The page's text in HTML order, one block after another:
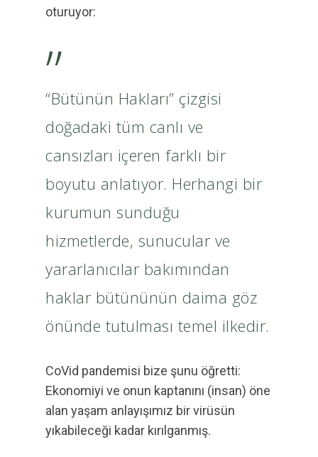
oturuyor:
”
“Bütünün Hakları” çizgisi
doğadaki tüm canlı ve
cansızları içeren farklı bir
boyutu anlatıyor. Herhangi bir
kurumun sunduğu
hizmetlerde, sunucular ve
yararlanıcılar bakımından
haklar bütününün daima göz
önünde tutulması temel ilkedir.
CoVid pandemisi bize şunu öğretti:
Ekonomiyi ve onun kaptanını (insan) öne
alan yaşam anlayışımız bir virüsün
yıkabileceği kadar kırılganmış.